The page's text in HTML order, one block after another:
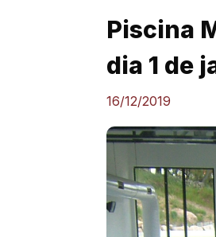
Piscina
dia 1 de
16/12/2019